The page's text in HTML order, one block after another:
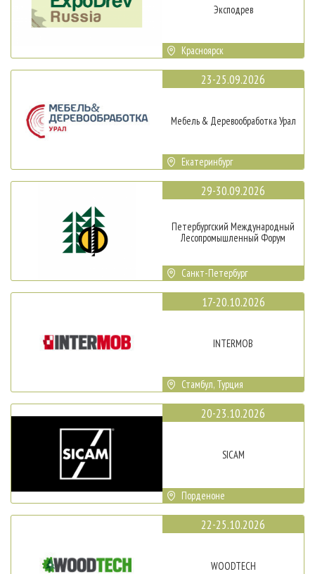
Эксподрев
Красноярск
23-25.09.2026
Мебель & Деревообработка Урал
Екатеринбург
29-30.09.2026
Петербургский Международный
Лесопромышленный Форум
Санкт-Петербург
17-20.10.2026
INTERMOB
Стамбул, Турция
20-23.10.2026
SICAM
Порденоне
22-25.10.2026
WOODTECH